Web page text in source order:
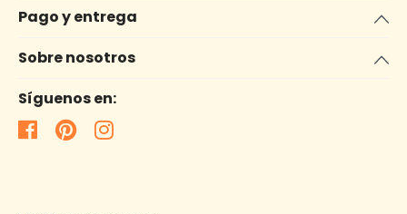
Pago y entrega
Sobre nosotros
Síguenos en: